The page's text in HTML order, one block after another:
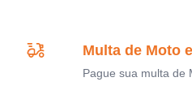
Multa de Moto
Pague sua multa de